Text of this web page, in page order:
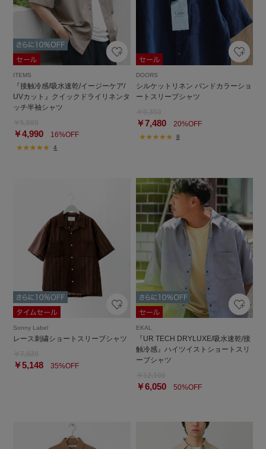
ITEMS
『接触冷感/吸水速乾/イージーケア/
UVカット』クイックドライリネンタ
ッチ半袖シャツ
￥4,990 16%OFF
4
DOORS
シルケットリネン バンドカラーショ
ートスリーブシャツ
￥7,48020%OFF
8
Sonny Label
レース刺繍ショートスリーブシャツ
￥5,148 35%OFF
EKAL
『UR TECH DRYLUXE/吸水速乾/接
触冷感』ハイツイストショートスリ
ーブシャツ
￥6,05050%OFF